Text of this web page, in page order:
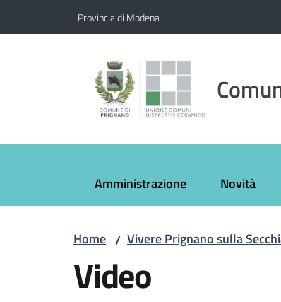
Provincia di Modena
Amministrazione Novità
Home / Vivere Prignano sulla
Video